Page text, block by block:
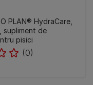
PLAN® HydraCare,
supliment de
pisici
(0)